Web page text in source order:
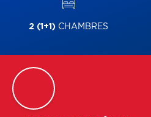
2 (1+1) CHAMBRES